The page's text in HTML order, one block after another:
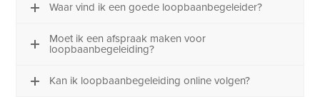
Waar vind ik een goede loopbaanbegeleider?
Moet ik een afspraak maken voor
loopbaanbegeleiding?
Kan ik loopbaanbegeleiding online volgen?